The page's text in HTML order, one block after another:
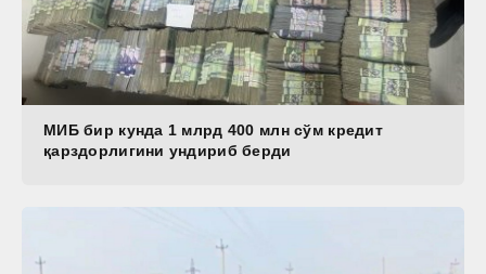
МИБ бир кунда 1 млрд 400 млн сўм кредит
қарздорлигини ундириб берди